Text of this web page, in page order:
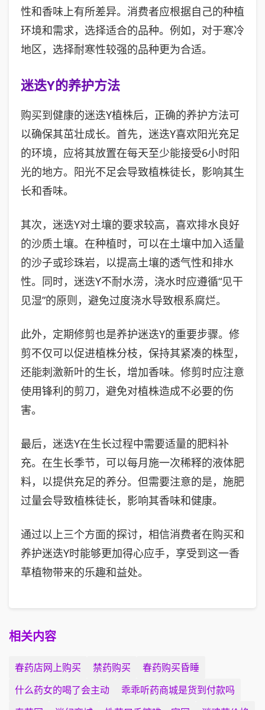
性和香味上有所差异。消费者应根据自己的种植
环境和需求，选择适合的品种。例如，对于寒冷
地区，选择耐寒性较强的品种更为合适。
迷迭Y的养护方法
购买到健康的迷迭Y植株后，正确的养护方法可
以确保其茁壮成长。首先，迷迭Y喜欢阳光充足
的环境，应将其放置在每天至少能接受6小时阳
光的地方。阳光不足会导致植株徒长，影响其生
长和香味。
其次，迷迭Y对土壤的要求较高，喜欢排水良好
的沙质土壤。在种植时，可以在土壤中加入适量
的沙子或珍珠岩，以提高土壤的透气性和排水
性。同时，迷迭Y不耐水涝，浇水时应遵循“见干
见湿”的原则，避免过度浇水导致根系腐烂。
此外，定期修剪也是养护迷迭Y的重要步骤。修
剪不仅可以促进植株分枝，保持其紧凑的株型，
还能刺激新叶的生长，增加香味。修剪时应注意
使用锋利的剪刀，避免对植株造成不必要的伤
害。
最后，迷迭Y在生长过程中需要适量的肥料补
充。在生长季节，可以每月施一次稀释的液体肥
料，以提供充足的养分。但需要注意的是，施肥
过量会导致植株徒长，影响其香味和健康。
通过以上三个方面的探讨，相信消费者在购买和
养护迷迭Y时能够更加得心应手，享受到这一香
草植物带来的乐趣和益处。
相关内容
春药店网上购买 禁药购买
春药购买昏睡
什么药女的喝了会主动
乖乖听药商城是货到付款吗